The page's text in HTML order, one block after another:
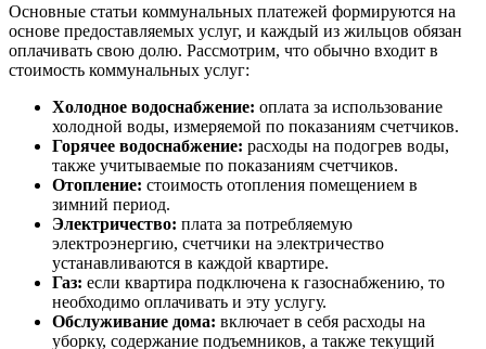
Основные статьи коммунальных платежей формируются на
основе предоставляемых услуг, и каждый из жильцов обязан
оплачивать свою долю. Рассмотрим, что обычно входит в
стоимость коммунальных услуг:
Холодное водоснабжение: оплата за использование
холодной воды, измеряемой по показаниям счетчиков.
Горячее водоснабжение: расходы на подогрев воды,
также учитываемые по показаниям счетчиков.
Отопление: стоимость отопления помещением в
зимний период.
Электричество: плата за потребляемую
электроэнергию, счетчики на электричество
устанавливаются в каждой квартире.
Газ: если квартира подключена к газоснабжению, то
необходимо оплачивать и эту услугу.
Обслуживание дома: включает в себя расходы на
уборку, содержание подъемников, а также текущий